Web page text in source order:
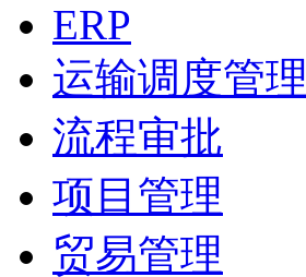
ERP
运输调度管理
流程审批
项目管理
贸易管理